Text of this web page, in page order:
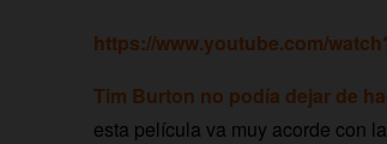
https://www.youtube.com/
Tim Burton no podía dejar de
esta película va muy acorde con